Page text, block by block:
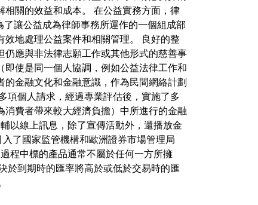
關的效益和成本。 在公益實務方面，律
了讓公益成為律師事務所運作的一個組成部
地處理公益案件和相關管理。 良好的整
應與非法律志願工作或其他形式的慈善事
使是同一個人協調，例如公益法律工作和
金融文化和金融意識，作為民間網絡計劃
項個人請求，經過專業評估後，實施了多
費者帶來較大經濟負擔）中所進行的金融
以線上訊息，除了宣傳活動外，還播放金
了國家監管機構和歐洲證券市場管理局
程中標的產品通常不屬於任何一方所擁
於到期時的匯率將高於或低於交易時的匯